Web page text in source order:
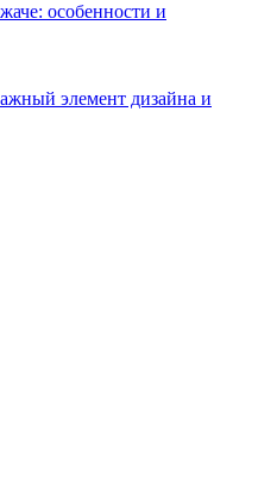
особенности и
элемент дизайна и